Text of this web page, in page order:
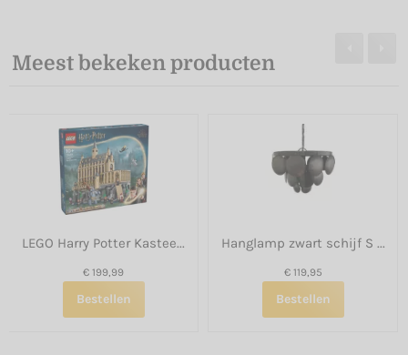
Meest bekeken producten
LEGO Harry Potter Kastee...
€ 199,99
Bestellen
Hanglamp zwart schijf S ...
€ 119,95
Bestellen